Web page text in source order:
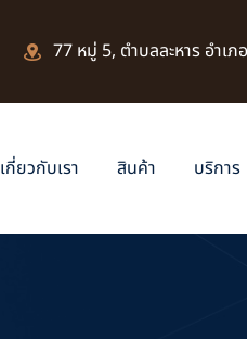
77 หมู่ 5, ตำบลละหาร อำเ
เกี่ยวกับเรา สินค้า บริการ